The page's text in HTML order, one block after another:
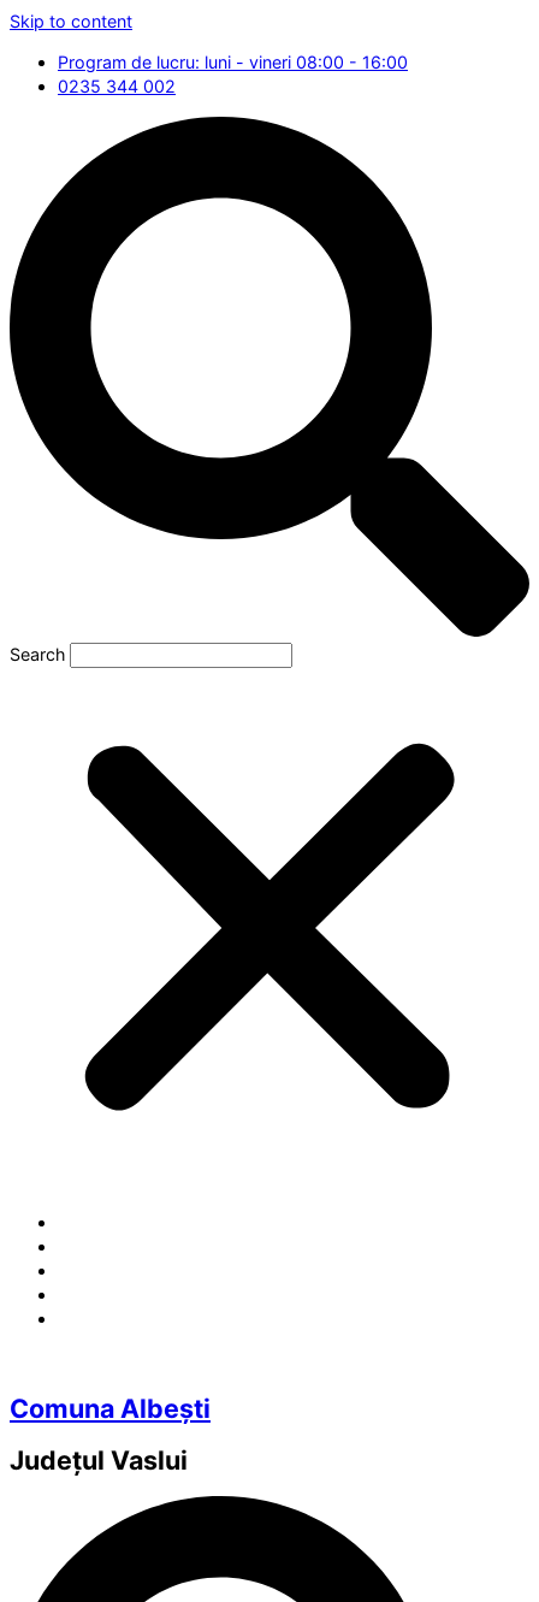
Skip to content
Program de lucru: luni - vineri 08:00 - 16:00
0235 344 002
Search
Comuna Albești
Județul Vaslui